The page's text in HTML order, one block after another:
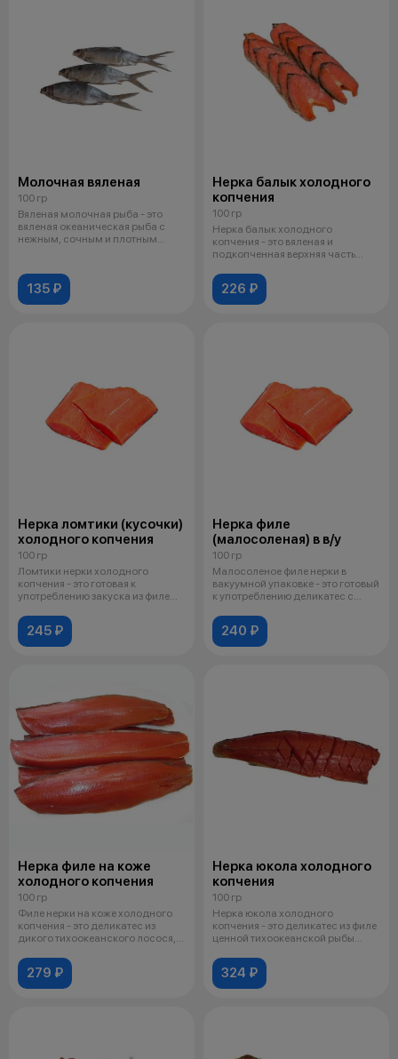
Молочная вяленая
100 гр
Вяленая молочная рыба - это
вяленая океаническая рыба с
нежным, сочным и плотным
135 ₽
Нерка балык холодного
копчения
100 гр
Нерка балык холодного
копчения - это вяленая и
подкопченная верхняя часть
226 ₽
Нерка ломтики (кусочки)
холодного копчения
100 гр
Ломтики нерки холодного
копчения - это готовая к
употреблению закуска из филе
245 ₽
Нерка филе
(малосоленая) в в/у
100 гр
Малосоленое филе нерки в
вакуумной упаковке - это готовый
к употреблению деликатес с
240 ₽
Нерка филе на коже
холодного копчения
100 гр
Филе нерки на коже холодного
копчения - это деликатес из
дикого тихоокеанского лосося,
279 ₽
Нерка юкола холодного
копчения
100 гр
Нерка юкола холодного
копчения - это деликатес из филе
ценной тихоокеанской рыбы
324 ₽